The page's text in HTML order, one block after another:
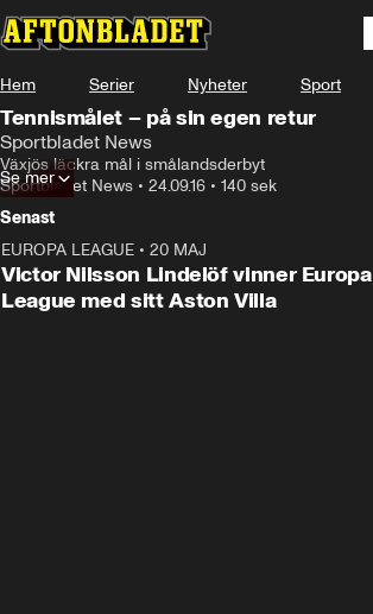
Hem Serier Nyheter Sport
Tennismålet – på sin egen retur
Sportbladet News
Växjös läckra mål i smålandsderbyt
Sportbladet News • 24.09.16 • 140 sek
Se mer
Senast
EUROPA LEAGUE • 20 MAJ
Victor Nilsson Lindelöf vinner Europa
League med sitt Aston Villa